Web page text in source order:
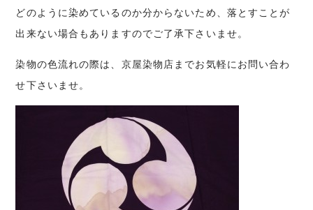
どのように染めているのか分からないため、落とすことが
出来ない場合もありますのでご了承下さいませ。
染物の色流れの際は、京屋染物店までお気軽にお問い合わ
せ下さいませ。